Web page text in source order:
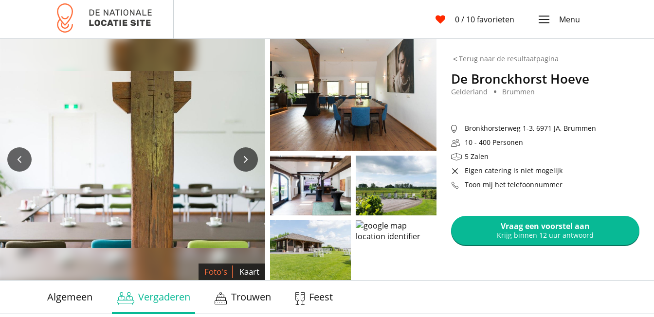
0/ 10 favorieten Menu
Foto's Kaart
Terug naar de resultaatpagina
De Bronckhorst Hoeve
Gelderland Brummen
Bronkhorsterweg 1-3, 6971 JA, Brummen
10 - 400 Personen
5 Zalen
Eigen catering is niet mogelijk
Toon mij het telefoonnummer
Vraag een voorstel aan
Krijg binnen 12 uur antwoord
Algemeen Vergaderen Trouwen Feest